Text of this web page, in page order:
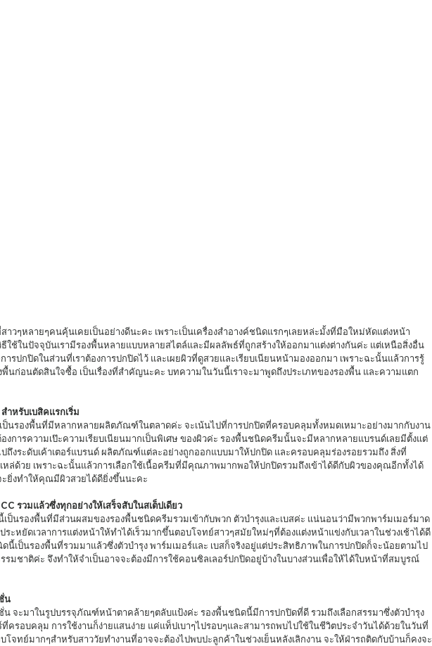
ใช้ในปัจจุบันเรามีรองพื้นหลายแบบหลายสไตล์และมีผลลัพธ์ที่ถูกสร้างให้ออกมาแต่งต่างกันค่ะ แต่เหนือสิ่งอื่น
รปกปิดในส่วนที่เราต้องการปกปิดไว้ และเผยผิวที่ดูสวยและเรียบเนียนหน้ามองออกมา เพราะฉะนั้นแล้วการรู้
พื้นก่อนตัดสินใจซื้อ เป็นเรื่องที่สำคัญนะคะ บทความในวันนี้เราจะมาพูดถึงประเภทของรองพื้น และความแตก
ำหรับเบสิคแรกเริ่ม
งการความเป๊ะความเรียบเนียนมากเป็นพิเศษ ของผิวค่ะ รองพื้นชนิดครีมนั้นจะมีหลากหลายแบรนด์เลยมีตั้งแต่
ถึงระดับเค้าเตอร์แบรนด์ ผลิตภัณฑ์แต่ละอย่างถูกออกแบบมาให้ปกปิด และครอบคลุมร่องรอยรวมถึง สิ่งที่
หล่ด้วย เพราะฉะนั้นแล้วการเลือกใช้เนื้อครีมที่มีคุณภาพมากพอให้ปกปิดรวมถึงเข้าได้ดีกับผิวของคุณอีกทั้งได้
ะยิ่งทำให้คุณมีผิวสวยได้ดียิ่งขึ้นนะคะ
รวมแล้วซึ่งทุกอย่างให้เสร็จสับในสเต็ปเดียว
ระหยัดเวลาการแต่งหน้าให้ทำได้เร็วมากขึ้นตอบโจทย์สาวๆสมัยใหม่ๆที่ต้องแต่งหน้าแข่งกับเวลาในช่วงเช้าได้ดี
นี้เป็นรองพื้นที่รวมมาแล้วซึ่งตัวบำรุง พาร์มเมอร์และ เบสก็จริงอยู่แต่ประสิทธิภาพในการปกปิดก็จะน้อยตามไป
รมชาติค่ะ จึงทำให้จำเป็นอาจจะต้องมีการใช้คอนซิลเลอร์ปกปิดอยู่บ้างในบางส่วนเพื่อให้ได้ใบหน้าที่สมบูรณ์
น
ที่ครอบคลุม การใช้งานก็ง่ายแสนง่าย แค่แท็ปเบาๆไปรอบๆและสามารถพบไปใช้ในชีวิตประจำวันได้ด้วยในวันที่
โจทย์มากๆสำหรับสาววัยทำงานที่อาจจะต้องไปพบปะลูกค้าในช่วงเย็นหลังเลิกงาน จะให้ฝ่ารถติดกับบ้านก็คงจะ